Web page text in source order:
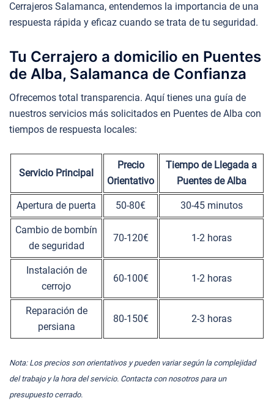
Cerrajeros Salamanca, entendemos la importancia de una
respuesta rápida y eficaz cuando se trata de tu seguridad.
Tu Cerrajero a domicilio en Puentes
de Alba, Salamanca de Confianza
Ofrecemos total transparencia. Aquí tienes una guía de
nuestros servicios más solicitados en Puentes de Alba con
tiempos de respuesta locales:
Servicio Principal
Precio
Orientativo
Tiempo de Llegada a
Puentes de Alba
Apertura de puerta 50-80€ 30-45 minutos
Cambio de bombín
de seguridad
70-120€ 1-2 horas
Instalación de
cerrojo
60-100€ 1-2 horas
Reparación de
persiana
80-150€ 2-3 horas
Nota: Los precios son orientativos y pueden variar según la complejidad
del trabajo y la hora del servicio. Contacta con nosotros para un
presupuesto cerrado.